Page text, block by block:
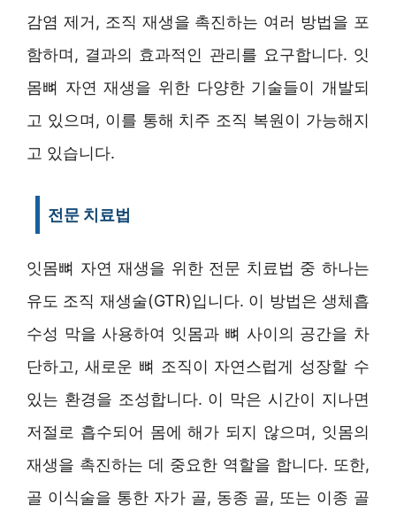
감염 제거, 조직 재생을 촉진하는 여러 방법을 포
함하며, 결과의 효과적인 관리를 요구합니다. 잇
몸뼈 자연 재생을 위한 다양한 기술들이 개발되
고 있으며, 이를 통해 치주 조직 복원이 가능해지
고 있습니다.
전문 치료법
잇몸뼈 자연 재생을 위한 전문 치료법 중 하나는
유도 조직 재생술(GTR)입니다. 이 방법은 생체흡
수성 막을 사용하여 잇몸과 뼈 사이의 공간을 차
단하고, 새로운 뼈 조직이 자연스럽게 성장할 수
있는 환경을 조성합니다. 이 막은 시간이 지나면
저절로 흡수되어 몸에 해가 되지 않으며, 잇몸의
재생을 촉진하는 데 중요한 역할을 합니다. 또한,
골 이식술을 통한 자가 골, 동종 골, 또는 이종 골